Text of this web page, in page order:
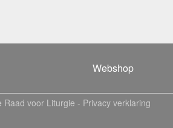
Webshop
Raad voor Liturgie - Privacy verklaring